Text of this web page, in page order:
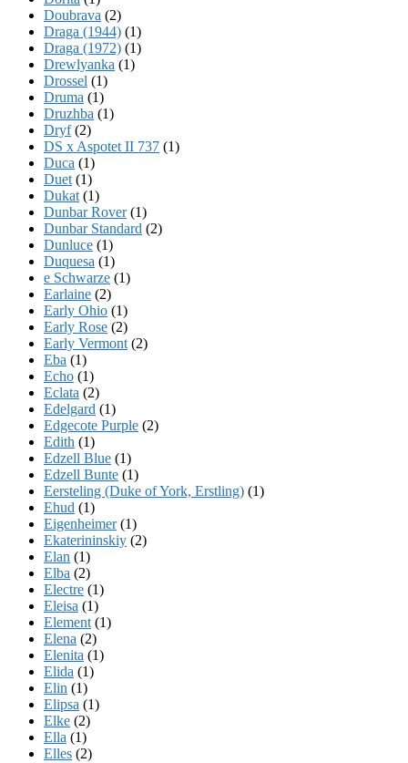
Doubrava (2)
Draga (1944) (1)
Draga (1972) (1)
Drewlyanka (1)
Drossel (1)
Druma (1)
Druzhba (1)
Dryf(2)
DS x Aspotet II 737 (1)
Duca (1)
Duet (1)
Dukat (1)
Dunbar Rover(1)
Dunbar Standard (2)
Dunluce (1)
Duquesa (1)
e Schwarze (1)
Earlaine (2)
Early Ohio (1)
Early Rose (2)
Early Vermont (2)
Eba (1)
Echo (1)
Eclata (2)
Edelgard (1)
Edgecote Purple (2)
Edith (1)
Edzell Blue (1)
Edzell Bunte (1)
Eersteling (Duke of York, Erstling) (1)
Ehud (1)
Eigenheimer(1)
Ekaterininskiy (2)
Elan (1)
Elba (2)
Electre (1)
Eleisa (1)
Element (1)
Elena (2)
Elenita (1)
Elida (1)
Elin (1)
Elipsa (1)
Elke (2)
Ella (1)
Elles (2)